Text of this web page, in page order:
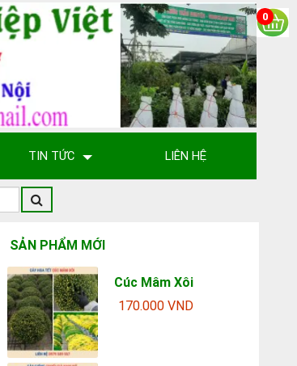
TIN TỨC LIÊN HỆ
0
SẢN PHẨM MỚI
Cúc Mâm Xôi
170.000 VND